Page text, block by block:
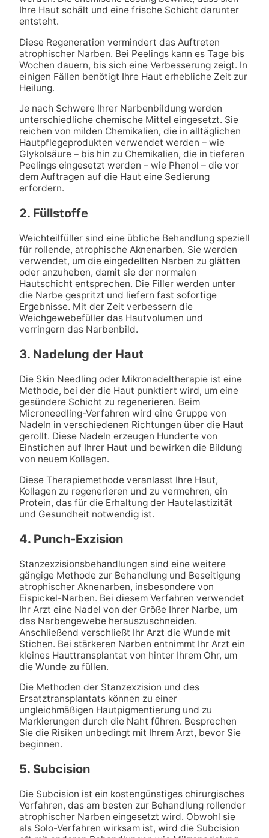
Ihre Haut schält und eine frische Schicht darunter
entsteht.
Diese Regeneration vermindert das Auftreten
atrophischer Narben. Bei Peelings kann es Tage bis
Wochen dauern, bis sich eine Verbesserung zeigt. In
einigen Fällen benötigt Ihre Haut erhebliche Zeit zur
Heilung.
Je nach Schwere Ihrer Narbenbildung werden
unterschiedliche chemische Mittel eingesetzt. Sie
reichen von milden Chemikalien, die in alltäglichen
Hautpflegeprodukten verwendet werden – wie
Glykolsäure – bis hin zu Chemikalien, die in tieferen
Peelings eingesetzt werden – wie Phenol – die vor
dem Auftragen auf die Haut eine Sedierung
erfordern.
2. Füllstoffe
Weichteilfüller sind eine übliche Behandlung speziell
für rollende, atrophische Aknenarben. Sie werden
verwendet, um die eingedellten Narben zu glätten
oder anzuheben, damit sie der normalen
Hautschicht entsprechen. Die Filler werden unter
die Narbe gespritzt und liefern fast sofortige
Ergebnisse. Mit der Zeit verbessern die
Weichgewebefüller das Hautvolumen und
verringern das Narbenbild.
3. Nadelung der Haut
Die Skin Needling oder Mikronadeltherapie ist eine
Methode, bei der die Haut punktiert wird, um eine
gesündere Schicht zu regenerieren. Beim
Microneedling-Verfahren wird eine Gruppe von
Nadeln in verschiedenen Richtungen über die Haut
gerollt. Diese Nadeln erzeugen Hunderte von
Einstichen auf Ihrer Haut und bewirken die Bildung
von neuem Kollagen.
Diese Therapiemethode veranlasst Ihre Haut,
Kollagen zu regenerieren und zu vermehren, ein
Protein, das für die Erhaltung der Hautelastizität
und Gesundheit notwendig ist.
4. Punch-Exzision
Stanzexzisionsbehandlungen sind eine weitere
gängige Methode zur Behandlung und Beseitigung
atrophischer Aknenarben, insbesondere von
Eispickel-Narben. Bei diesem Verfahren verwendet
Ihr Arzt eine Nadel von der Größe Ihrer Narbe, um
das Narbengewebe herauszuschneiden.
Anschließend verschließt Ihr Arzt die Wunde mit
Stichen. Bei stärkeren Narben entnimmt Ihr Arzt ein
kleines Hauttransplantat von hinter Ihrem Ohr, um
die Wunde zu füllen.
Die Methoden der Stanzexzision und des
Ersatztransplantats können zu einer
ungleichmäßigen Hautpigmentierung und zu
Markierungen durch die Naht führen. Besprechen
Sie die Risiken unbedingt mit Ihrem Arzt, bevor Sie
beginnen.
5. Subcision
Die Subcision ist ein kostengünstiges chirurgisches
Verfahren, das am besten zur Behandlung rollender
atrophischer Narben eingesetzt wird. Obwohl sie
als Solo-Verfahren wirksam ist, wird die Subcision